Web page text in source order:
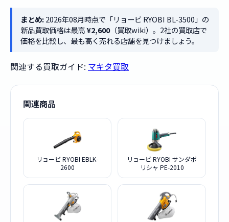
まとめ:2026年08月時点で「リョービ RYOBI BL-3500」の
新品買取価格は最高¥2,600（買取wiki）。2社の買取店で
価格を比較し、最も高く売れる店舗を見つけましょう。
関連する買取ガイド: マキタ買取
関連商品
リョービ RYOBI EBLK-
2600
リョービ RYOBI サンダポ
リシャ PE-2010